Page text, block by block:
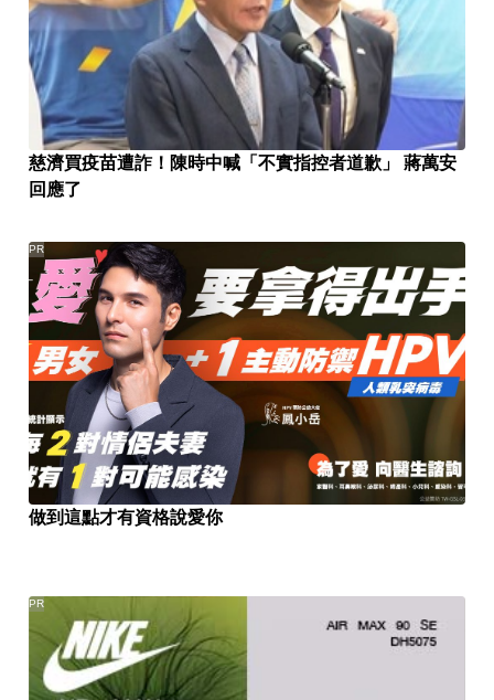
慈濟買疫苗遭詐！陳時中喊「不實指控者道歉」 蔣萬安
回應了
做到這點才有資格說愛你
PR
PR